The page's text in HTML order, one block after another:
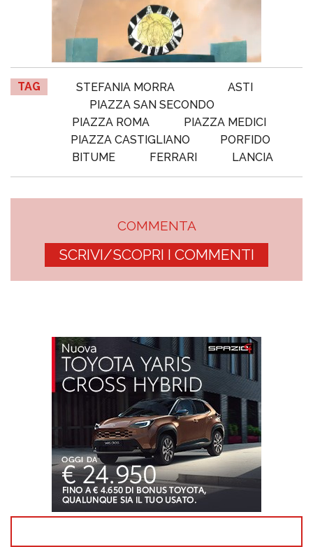
TAG STEFANIA MORRA
ASTI
PIAZZA SAN SECONDO
PIAZZA ROMA
PIAZZA MEDICI
PIAZZA CASTIGLIANO
PORFIDO
BITUME
FERRARI LANCIA
COMMENTA
SCRIVI/SCOPRI I COMMENTI